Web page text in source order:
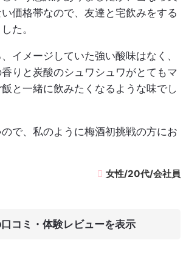
価格帯なので、友達と宅飲みをする
た。
イメージしていた強い酸味はなく、
りと炭酸のシュワシュワがとてもマ
と一緒に飲みたくなるような味でし
で、私のように梅酒初挑戦の方にお
女性/20代/会社員
コミ・体験レビュー